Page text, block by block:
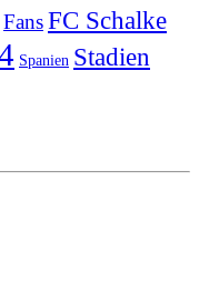
FansFC Schalke
Spanien Stadien